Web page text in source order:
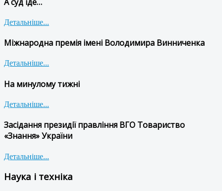
Детальніше...
Міжнародна премія імені Володимира Винниченка
Детальніше...
На минулому тижні
Детальніше...
Засідання президії правління ВГО Товариство
«Знання» України
Детальніше...
Наука і техніка